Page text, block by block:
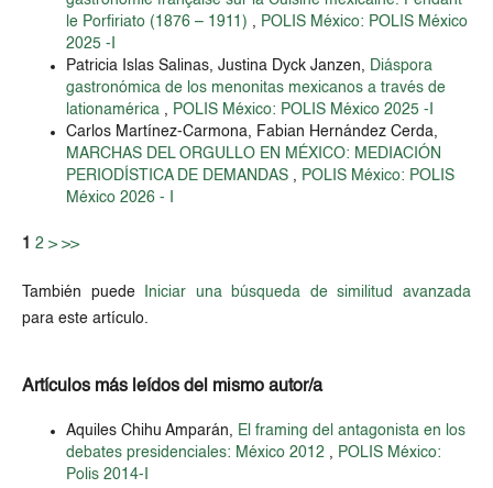
le Porfiriato (1876 – 1911) , POLIS México: POLIS México
2025 -I
Patricia Islas Salinas, Justina Dyck Janzen, Diáspora
gastronómica de los menonitas mexicanos a través de
lationamérica , POLIS México: POLIS México 2025 -I
Carlos Martínez-Carmona, Fabian Hernández Cerda,
MARCHAS DEL ORGULLO EN MÉXICO: MEDIACIÓN
PERIODÍSTICA DE DEMANDAS , POLIS México: POLIS
México 2026 - I
1 2 > >>
También puede
Iniciar una búsqueda de similitud avanzada
para este artículo.
Artículos más leídos del mismo autor/a
Aquiles Chihu Amparán, El framing del antagonista en los
debates presidenciales: México 2012 , POLIS México:
Polis 2014-I